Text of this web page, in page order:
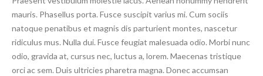
mauris. Phasellus porta. Fusce suscipit varius mi. Cum sociis
natoque penatibus et magnis dis parturient montes, nascetur
ridiculus mus. Nulla dui. Fusce feugiat malesuada odio. Morbi nunc
odio, gravida at, cursus nec, luctus a, lorem. Maecenas tristique
orci ac sem. Duis ultricies pharetra magna. Donec accumsan